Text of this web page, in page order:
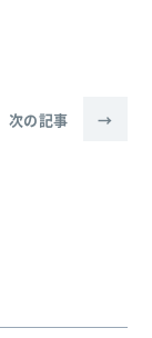
次の記事 →